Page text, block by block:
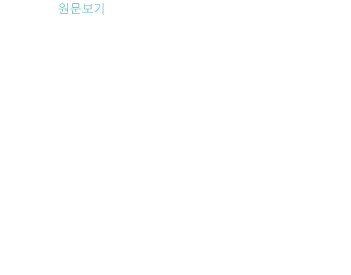
원문보기